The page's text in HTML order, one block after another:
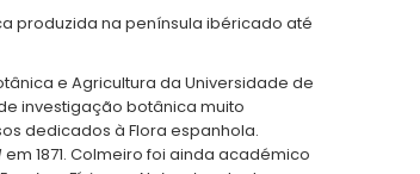
produzida na península ibéricado até
e Agricultura da Universidade de
investigação botânica muito
dedicados à Flora espanhola.
em 1871. Colmeiro foi ainda académico